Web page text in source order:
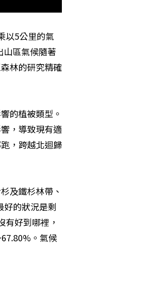
以5公里的氣
山區氣候隨著
林的研究精確
的植被類型。
，導致現有適
，跨越北迴歸
及鐵杉林帶、
好的狀況是剩
好到哪裡，
。氣候